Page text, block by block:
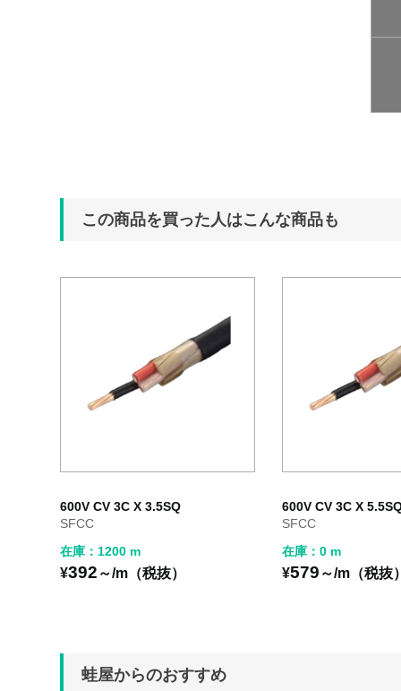
この商品を買った人はこんな商品も
600V CV 3C X 3.5SQ
SFCC
在庫：1200 m
¥392 ～/m（税抜）
600V CV 3C X
SFCC
在庫：0 m
¥579 ～/m（税抜
蛙屋からのおすすめ